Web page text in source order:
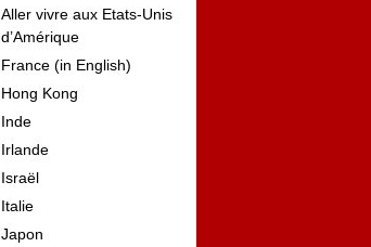
Aller vivre aux Etats-Unis
d’Amérique
France (in English)
Hong Kong
Inde
Irlande
Israël
Italie
Japon